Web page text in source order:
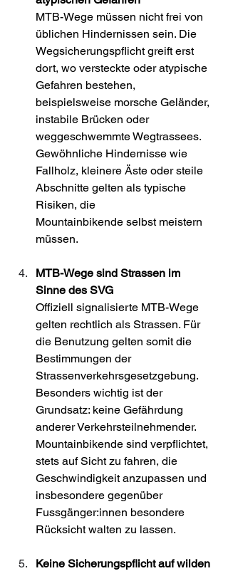
MTB-Wege müssen nicht frei von
üblichen Hindernissen sein. Die
Wegsicherungspflicht greift erst
dort, wo versteckte oder atypische
Gefahren bestehen,
beispielsweise morsche Geländer,
instabile Brücken oder
weggeschwemmte Wegtrassees.
Gewöhnliche Hindernisse wie
Fallholz, kleinere Äste oder steile
Abschnitte gelten als typische
Risiken, die
Mountainbikende selbst meistern
müssen.
MTB-Wege sind Strassen im
Sinne des SVG
Offiziell signalisierte MTB-Wege
gelten rechtlich als Strassen. Für
die Benutzung gelten somit die
Bestimmungen der
Strassenverkehrsgesetzgebung.
Besonders wichtig ist der
Grundsatz: keine Gefährdung
anderer Verkehrsteilnehmender.
Mountainbikende sind verpflichtet,
stets auf Sicht zu fahren, die
Geschwindigkeit anzupassen und
insbesondere gegenüber
Fussgänger:innen besondere
Rücksicht walten zu lassen.
Keine Sicherungspflicht auf wilden